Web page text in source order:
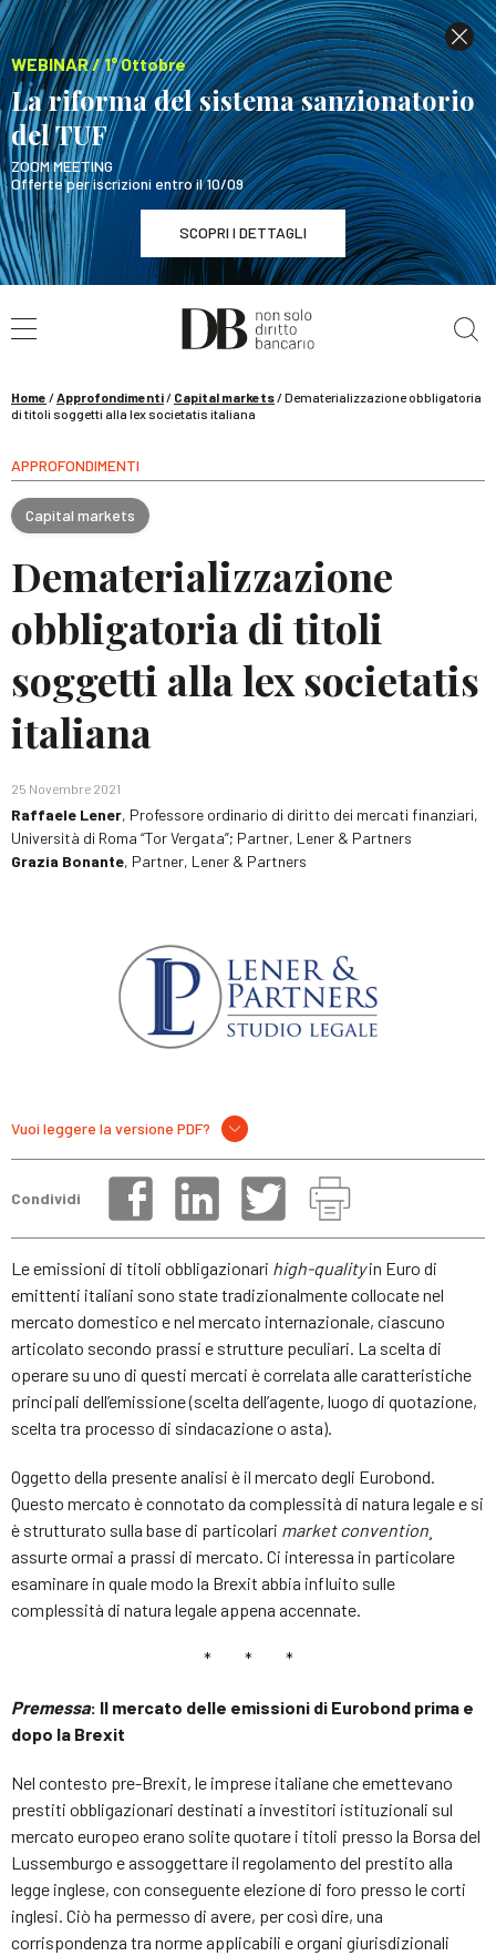
WEBINAR / 1° Ottobre
La riforma del sistema sanzionatorio
del TUF
ZOOM MEETING
Offerte per iscrizioni entro il 10/09
SCOPRI I DETTAGLI
WEBINAR / 1° Ottobre
La riforma del sistema sanzionatorio del TUF
Home /Approfondimenti/ Capital markets/Dematerializzazione obbligatoria
di titoli soggetti alla lex societatis italiana
APPROFONDIMENTI
Capital markets
Dematerializzazione
obbligatoria di titoli
soggetti alla lex societatis
italiana
25 Novembre 2021
Raffaele Lener, Professore ordinario di diritto dei mercati finanziari,
Università di Roma “Tor Vergata”; Partner, Lener & Partners
Grazia Bonante, Partner, Lener & Partners
Vuoi leggere la versione PDF?
Condividi
Le emissioni di titoli obbligazionari high-qualityin Euro di
emittenti italiani sono state tradizionalmente collocate nel
mercato domestico e nel mercato internazionale, ciascuno
articolato secondo prassi e strutture peculiari. La scelta di
operare su uno di questi mercati è correlata alle caratteristiche
principali dell’emissione (scelta dell’agente, luogo di quotazione,
scelta tra processo di sindacazione o asta).
Oggetto della presente analisi è il mercato degli Eurobond.
Questo mercato è connotato da complessità di natura legale e si
è strutturato sulla base di particolari market convention
assurte ormai a prassi di mercato. Ci interessa in particolare
esaminare in quale modo la Brexit abbia influito sulle
complessità di natura legale appena accennate.
* * *
Premessa: Il mercato delle emissioni di Eurobond prima e
dopo la Brexit
Nel contesto pre-Brexit, le imprese italiane che emettevano
prestiti obbligazionari destinati a investitori istituzionali sul
mercato europeo erano solite quotare i titoli presso la Borsa del
Lussemburgo e assoggettare il regolamento del prestito alla
legge inglese, con conseguente elezione di foro presso le corti
inglesi. Ciò ha permesso di avere, per così dire, una
corrispondenza tra norme applicabili e organi giurisdizionali